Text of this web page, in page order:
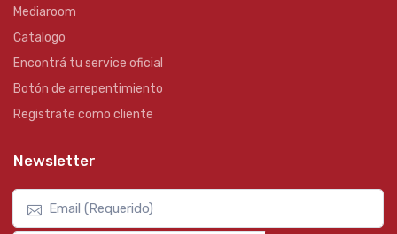
Mediaroom
Catalogo
Encontrá tu service oficial
Botón de arrepentimiento
Registrate como cliente
Newsletter